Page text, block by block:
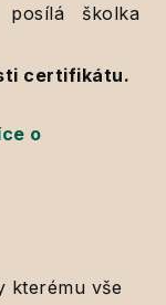
školka
certifikátu.
o
kterému vše